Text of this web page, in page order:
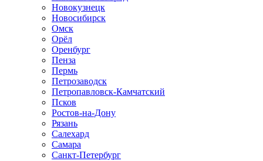
Новокузнецк
Новосибирск
Омск
Орёл
Оренбург
Пенза
Пермь
Петрозаводск
Петропавловск-Камчатский
Псков
Ростов-на-Дону
Рязань
Салехард
Самара
Санкт-Петербург